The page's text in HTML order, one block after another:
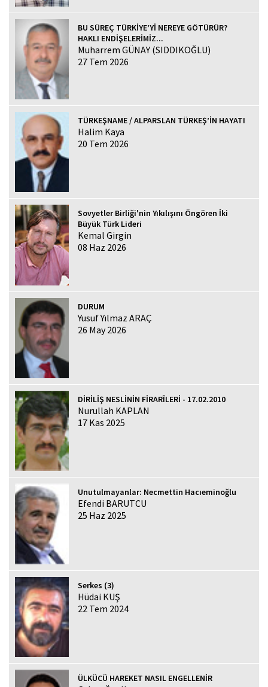
BU SÜREÇ TÜRKİYE’Yİ NEREYE GÖTÜRÜR?
HAKLI ENDİŞELERİMİZ...
Muharrem GÜNAY (SIDDIKOĞLU)
27 Tem 2026
TÜRKEŞNAME / ALPARSLAN TÜRKEŞ’İN HAYATI
Halim Kaya
20 Tem 2026
Sovyetler Birliği'nin Yıkılışını Öngören İki
Büyük Türk Lideri
Kemal Girgin
08 Haz 2026
DURUM
Yusuf Yılmaz ARAÇ
26 May 2026
DİRİLİŞ NESLİNİN FİRARÎLERİ - 17.02.2010
Nurullah KAPLAN
17 Kas 2025
Unutulmayanlar: Necmettin Hacıeminoğlu
Efendi BARUTCU
25 Haz 2025
Serkes (3)
Hüdai KUŞ
22 Tem 2024
ÜLKÜCÜ HAREKET NASIL ENGELLENİR